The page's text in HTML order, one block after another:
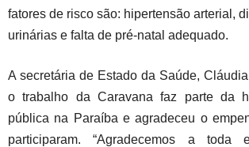
fatores de risco são: hipertensão arterial,
urinárias e falta de pré-natal adequado.
A secretária de Estado da Saúde,
o trabalho da Caravana faz parte da
pública na Paraíba e agradeceu o
participaram. “Agradecemos a toda